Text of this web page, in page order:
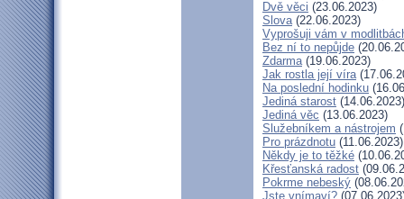
Dvě věci (23.06.2023)
Slova(22.06.2023)
Vyprošuji vám v
Bez ní to nepůjde
Zdarma(19.06.2023)
Jak rostla její víra
Na poslední hodinku
Jediná starost (14.06.2023)
Jediná věc (13.06.2023)
Služebníkem a nástrojem
Pro prázdnotu (11.06.2023)
Někdy je to těžké
Křesťanská radost
Pokrme nebeský
Jste vnímaví?